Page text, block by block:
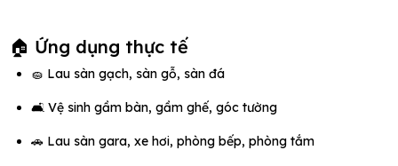
🏠 Ứng dụng thực tế
🧽 Lau sàn gạch, sàn gỗ, sàn đá
🛋️ Vệ sinh gầm bàn, gầm ghế, góc tường
🚗 Lau sàn gara, xe hơi, phòng bếp, phòng tắm